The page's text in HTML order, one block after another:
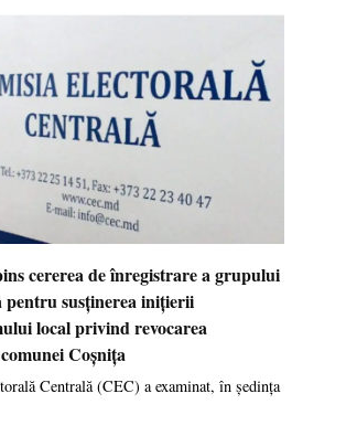
cererea de înregistrare a grupului
pentru susținerea inițierii
local privind revocarea
Coșnița
Centrală (CEC) a examinat, în ședința